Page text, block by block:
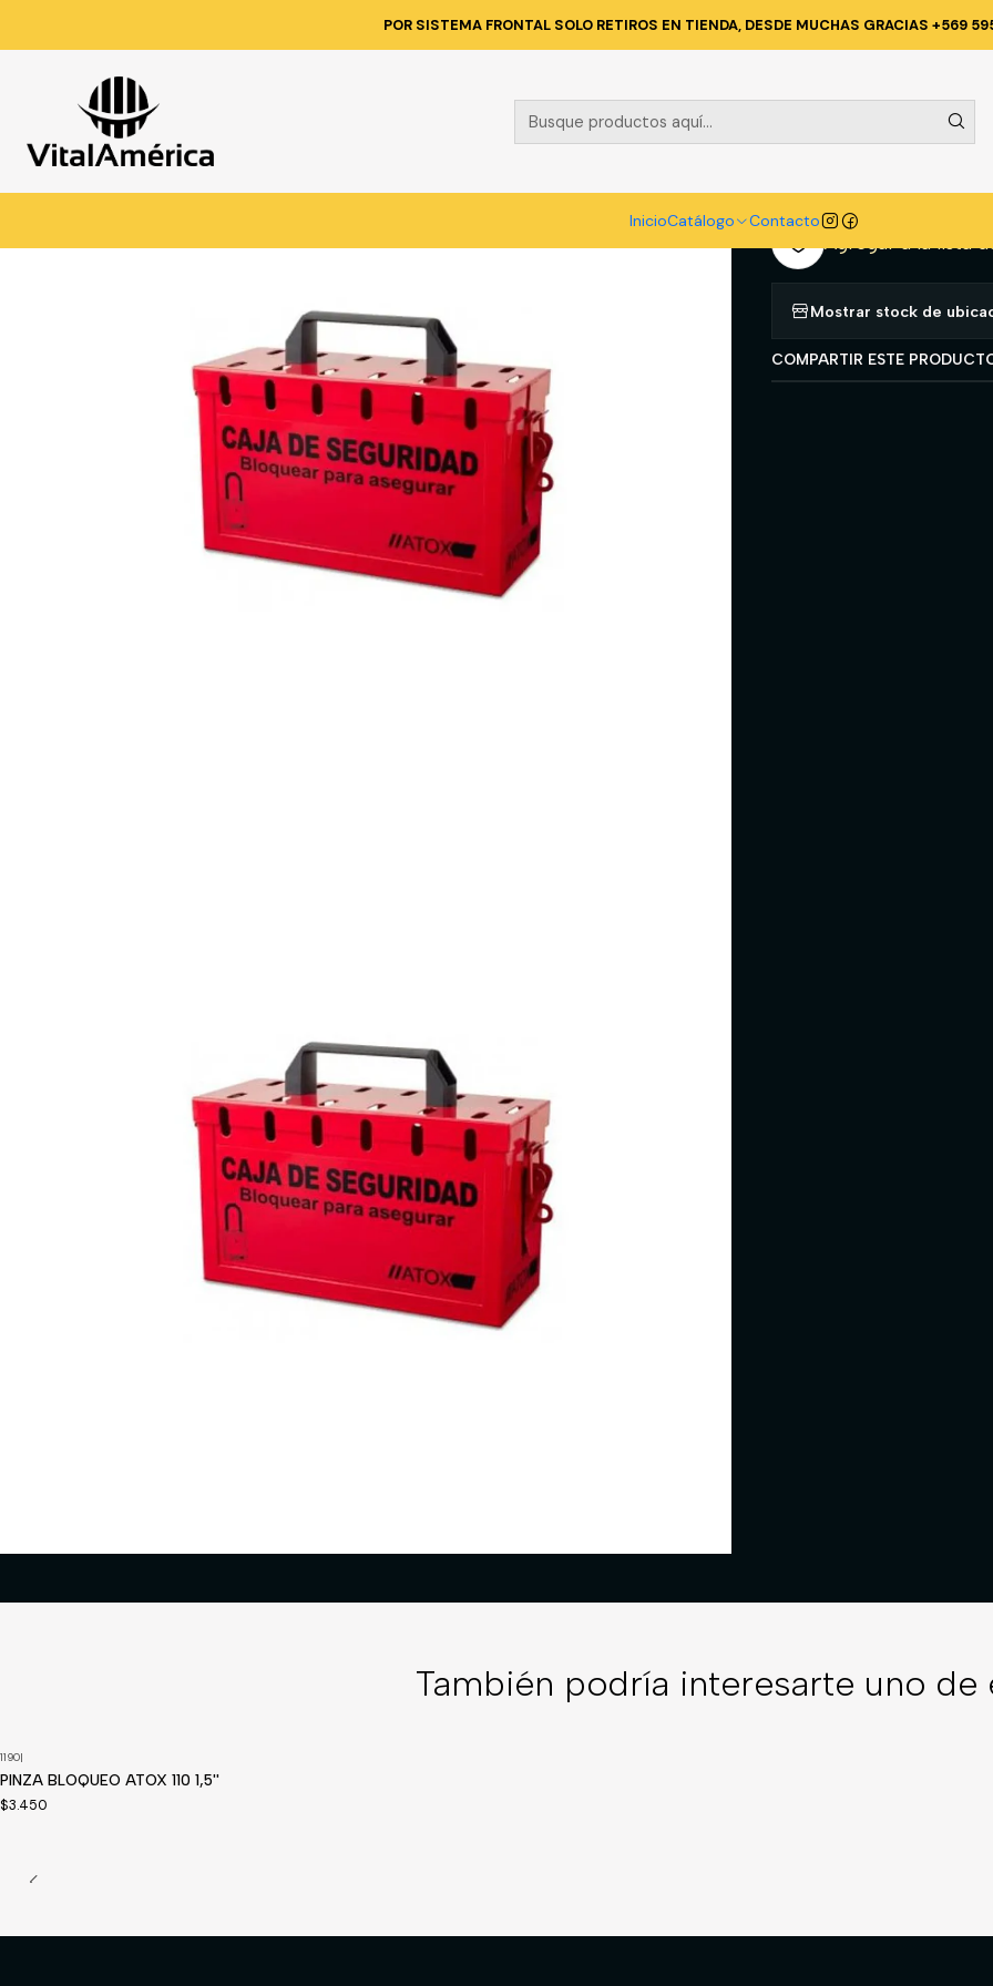
InicioCatálogo Contacto
POR SISTEMA FRONTAL SOLO RETIROS EN TIENDA, DESDE MUCHAS GRACIAS +569
Catálogo SEGURIDAD INDUSTRIAL BLOQUEO Y ETIQUETADO (LOTO) CAJA
|
CAJA
Cantidad
Agregar a la lista
Mostrar stock de
COMPARTIR ESTE
También podría interesarte uno de
1190|
PINZA BLOQUEO ATOX 110 1,5''
$3.450